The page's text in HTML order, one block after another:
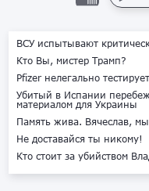
ВСУ испытывают
Кто Вы, мистер Трамп?
Pfizer нелегально
Убитый в Испании
материалом для Украины
Память жива. Вячеслав,
Не доставайся ты никому!
Кто стоит за убийством